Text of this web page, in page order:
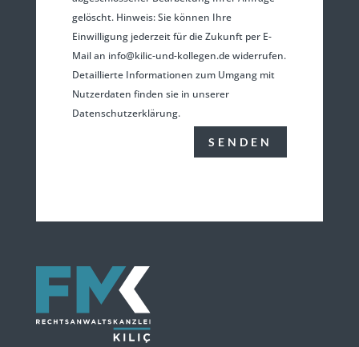
gelöscht. Hinweis: Sie können Ihre
Einwilligung jederzeit für die Zukunft per E-
Mail an info@kilic-und-kollegen.de widerrufen.
Detaillierte Informationen zum Umgang mit
Nutzerdaten finden sie in unserer
Datenschutzerklärung.
SENDEN